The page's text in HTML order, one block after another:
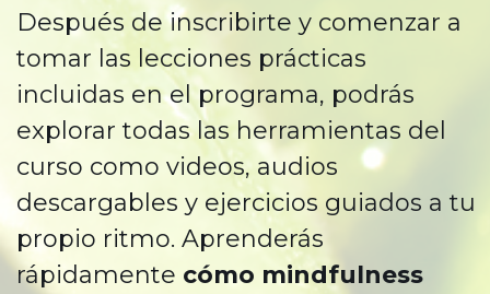
Después de inscribirte y comenzar a
tomar las lecciones prácticas
incluidas en el programa, podrás
explorar todas las herramientas del
curso como videos, audios
descargables y ejercicios guiados a tu
propio ritmo. Aprenderás
rápidamente cómo mindfulness